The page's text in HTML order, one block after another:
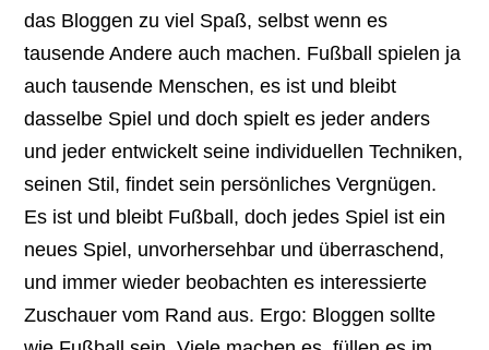
das Bloggen zu viel Spaß, selbst wenn es
tausende Andere auch machen. Fußball spielen ja
auch tausende Menschen, es ist und bleibt
dasselbe Spiel und doch spielt es jeder anders
und jeder entwickelt seine individuellen Techniken,
seinen Stil, findet sein persönliches Vergnügen.
Es ist und bleibt Fußball, doch jedes Spiel ist ein
neues Spiel, unvorhersehbar und überraschend,
und immer wieder beobachten es interessierte
Zuschauer vom Rand aus. Ergo: Bloggen sollte